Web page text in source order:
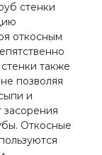
стенки
откосным
также
позволяя
и
засорения
Откосные